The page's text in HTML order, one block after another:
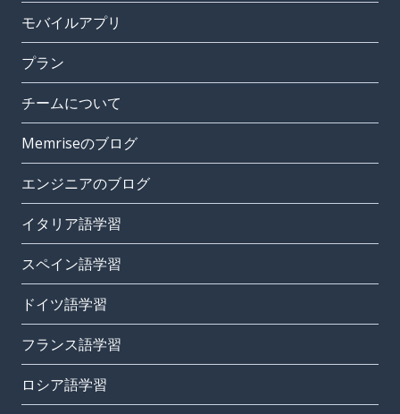
モバイルアプリ
プラン
チームについて
Memriseのブログ
エンジニアのブログ
イタリア語学習
スペイン語学習
ドイツ語学習
フランス語学習
ロシア語学習